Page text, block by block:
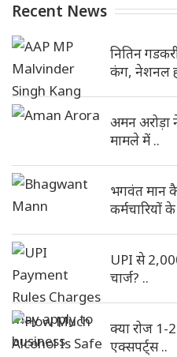
Recent News
नितिन
कंग, नेशनल
अमन अरोड़ा
मामले में ..
भगवंत मान
कर्मचारियों
UPI से
चार्ज? ..
क्या रोज 1-
एक्सपर्ट्स ..